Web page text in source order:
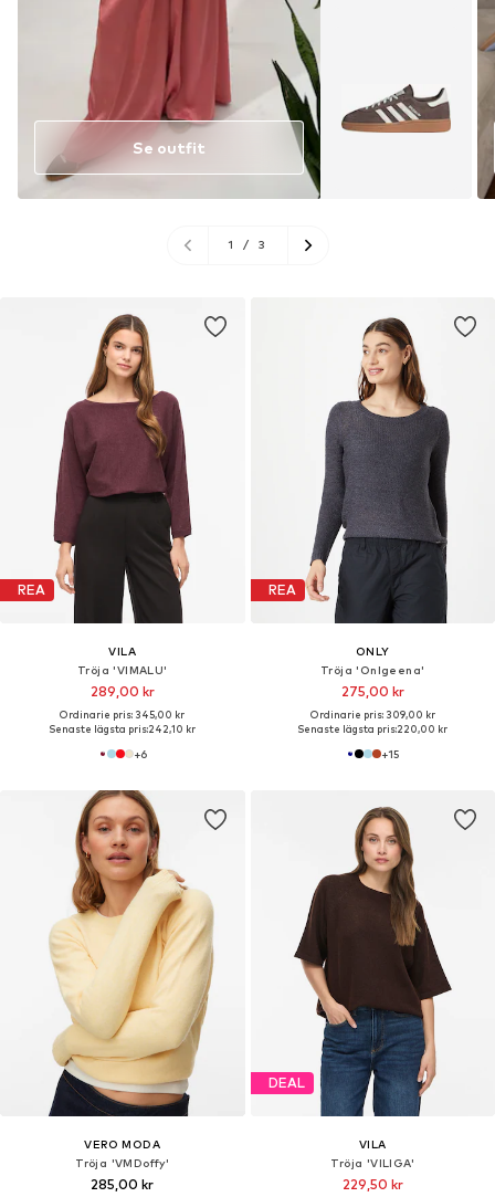
REA
VILA
Tröja 'VIMALU'
289,00 kr
Ordinarie pris: 345,00 kr
Senaste lägsta pris:242,10 kr
+6
REA
ONLY
Tröja 'Onlgeena'
275,00 kr
Ordinarie pris: 309,00 kr
Senaste lägsta pris:220,00 kr
+15
VERO MODA
Tröja 'VMDoffy'
285,00 kr
Se outfit
1 / 3
DEAL
VILA
Tröja 'VILIGA'
229,50 kr